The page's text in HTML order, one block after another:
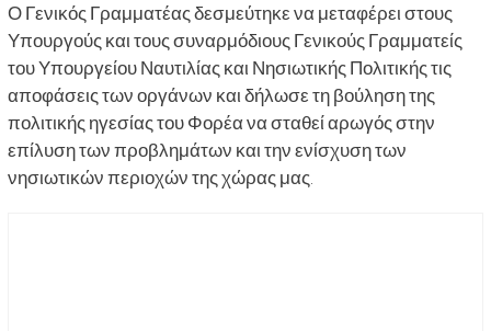
Ο Γενικός Γραμματέας δεσμεύτηκε να μεταφέρει στους
Υπουργούς και τους συναρμόδιους Γενικούς Γραμματείς
του Υπουργείου Ναυτιλίας και Νησιωτικής Πολιτικής τις
αποφάσεις των οργάνων και δήλωσε τη βούληση της
πολιτικής ηγεσίας του Φορέα να σταθεί αρωγός στην
επίλυση των προβλημάτων και την ενίσχυση των
νησιωτικών περιοχών της χώρας μας.